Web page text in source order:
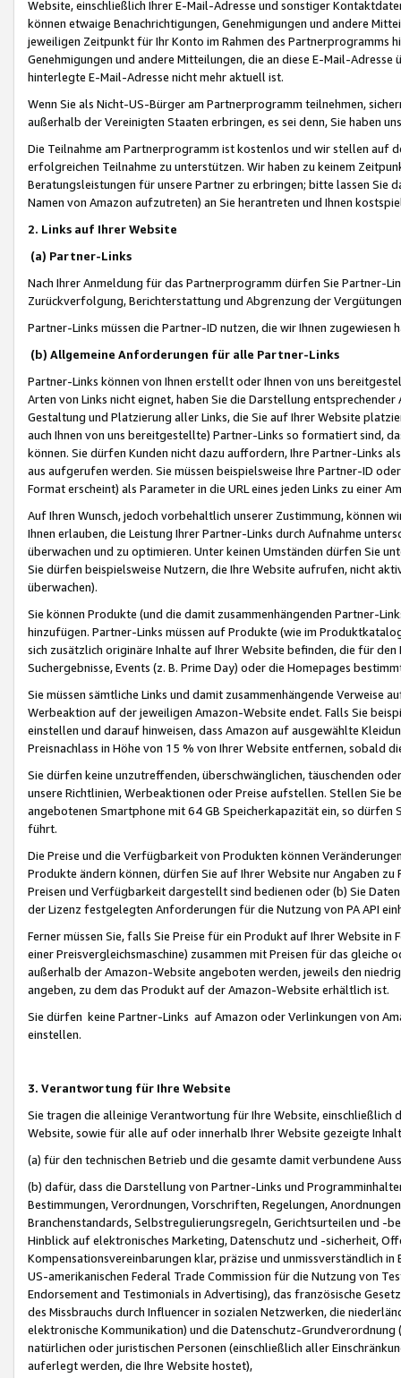
Website, einschließlich Ihrer E-Mail-Adresse und sonstiger
können etwaige Benachrichtigungen, Genehmigungen und andere
jeweiligen Zeitpunkt für Ihr Konto im Rahmen des Partnerprogramms
Genehmigungen und andere Mitteilungen, die an diese E-Mail-
hinterlegte E-Mail-Adresse nicht mehr aktuell ist.
Wenn Sie als Nicht-US-Bürger am Partnerprogramm teilnehmen,
außerhalb der Vereinigten Staaten erbringen, es sei denn, Sie haben
Die Teilnahme am Partnerprogramm ist kostenlos und wir stellen auf
erfolgreichen Teilnahme zu unterstützen. Wir haben zu keinem
Beratungsleistungen für unsere Partner zu erbringen; bitte lassen Sie
Namen von Amazon aufzutreten) an Sie herantreten und Ihnen
2. Links auf Ihrer Website
(a) Partner-Links
Nach Ihrer Anmeldung für das Partnerprogramm dürfen Sie Partner-
Zurückverfolgung, Berichterstattung und Abgrenzung der
Partner-Links müssen die Partner-ID nutzen, die wir Ihnen zugewiesen
(b) Allgemeine Anforderungen für alle Partner-Links
Partner-Links können von Ihnen erstellt oder Ihnen von uns
Arten von Links nicht eignet, haben Sie die Darstellung
Gestaltung und Platzierung aller Links, die Sie auf Ihrer Website
auch Ihnen von uns bereitgestellte) Partner-Links so formatiert sind,
können. Sie dürfen Kunden nicht dazu auffordern, Ihre Partner-Links
aus aufgerufen werden. Sie müssen beispielsweise Ihre Partner-ID
Format erscheint) als Parameter in die URL eines jeden Links zu einer
Auf Ihren Wunsch, jedoch vorbehaltlich unserer Zustimmung, können
Ihnen erlauben, die Leistung Ihrer Partner-Links durch Aufnahme
überwachen und zu optimieren. Unter keinen Umständen dürfen Sie
Sie dürfen beispielsweise Nutzern, die Ihre Website aufrufen, nicht
überwachen).
Sie können Produkte (und die damit zusammenhängenden Partner-
hinzufügen. Partner-Links müssen auf Produkte (wie im
sich zusätzlich originäre Inhalte auf Ihrer Website befinden, die für
Suchergebnisse, Events (z. B. Prime Day) oder die Homepages
Sie müssen sämtliche Links und damit zusammenhängende
Werbeaktion auf der jeweiligen Amazon-Website endet. Falls Sie
einstellen und darauf hinweisen, dass Amazon auf ausgewählte
Preisnachlass in Höhe von 15 % von Ihrer Website entfernen, sobald
Sie dürfen keine unzutreffenden, überschwänglichen, täuschenden
unsere Richtlinien, Werbeaktionen oder Preise aufstellen. Stellen Sie
angebotenen Smartphone mit 64 GB Speicherkapazität ein, so dürfen
führt.
Die Preise und die Verfügbarkeit von Produkten können
Produkte ändern können, dürfen Sie auf Ihrer Website nur Angaben
Preisen und Verfügbarkeit dargestellt sind bedienen oder (b) Sie
der Lizenz festgelegten Anforderungen für die Nutzung von PA API
Ferner müssen Sie, falls Sie Preise für ein Produkt auf Ihrer Website
einer Preisvergleichsmaschine) zusammen mit Preisen für das
außerhalb der Amazon-Website angeboten werden, jeweils den
angeben, zu dem das Produkt auf der Amazon-Website erhältlich ist.
Sie dürfen keine Partner-Links auf Amazon oder Verlinkungen von
einstellen.
3. Verantwortung für Ihre Website
Sie tragen die alleinige Verantwortung für Ihre Website,
Website, sowie für alle auf oder innerhalb Ihrer Website gezeigte
(a) für den technischen Betrieb und die gesamte damit verbundene
(b) dafür, dass die Darstellung von Partner-Links und
Bestimmungen, Verordnungen, Vorschriften, Regelungen,
Branchenstandards, Selbstregulierungsregeln, Gerichtsurteilen und -
Hinblick auf elektronisches Marketing, Datenschutz und -sicherheit,
Kompensationsvereinbarungen klar, präzise und unmissverständlich
US-amerikanischen Federal Trade Commission für die Nutzung von
Endorsement and Testimonials in Advertising), das französische
des Missbrauchs durch Influencer in sozialen Netzwerken, die
elektronische Kommunikation) und die Datenschutz-
natürlichen oder juristischen Personen (einschließlich aller
auferlegt werden, die Ihre Website hostet),